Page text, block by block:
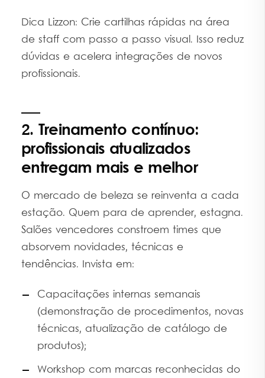
Dica Lizzon: Crie cartilhas rápidas na área
de staff com passo a passo visual. Isso reduz
dúvidas e acelera integrações de novos
profissionais.
2. Treinamento contínuo:
profissionais atualizados
entregam mais e melhor
O mercado de beleza se reinventa a cada
estação. Quem para de aprender, estagna.
Salões vencedores constroem times que
absorvem novidades, técnicas e
tendências. Invista em:
Capacitações internas semanais
(demonstração de procedimentos, novas
técnicas, atualização de catálogo de
produtos);
Workshop com marcas reconhecidas do